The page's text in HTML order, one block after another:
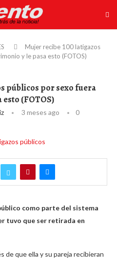
Mujer recibe 100 latigazos
y le pasa esto (FOTOS)
públicos por sexo fuera
(FOTOS)
3 meses ago
0
como parte del sistema
tuvo que ser retirada en
de que ella y su pareja recibieran